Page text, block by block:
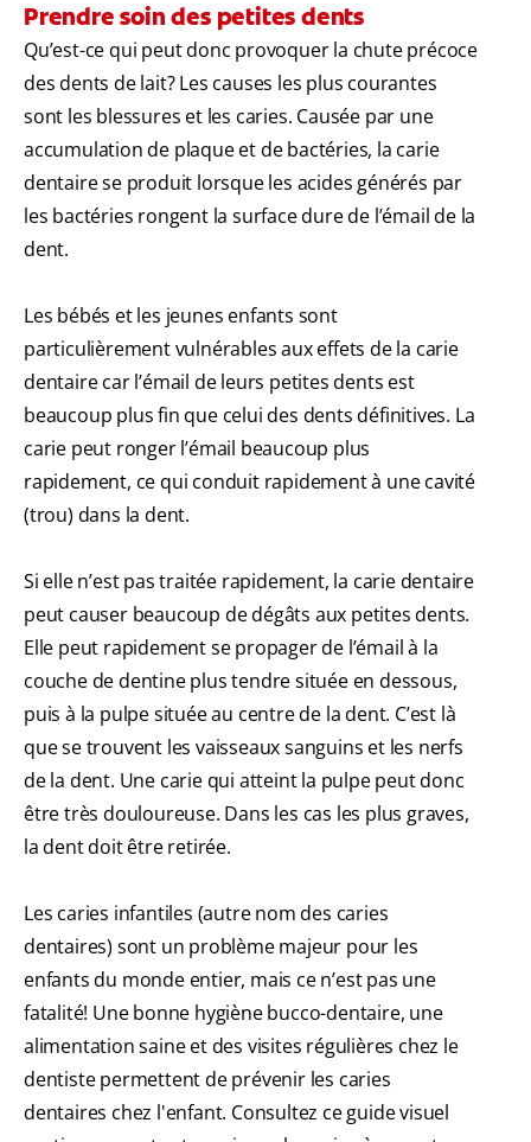
Prendre soin des petites dents
Qu’est-ce qui peut donc provoquer la chute précoce
des dents de lait? Les causes les plus courantes
sont les blessures et les caries. Causée par une
accumulation de plaque et de bactéries, la carie
dentaire se produit lorsque les acides générés par
les bactéries rongent la surface dure de l’émail de la
dent.
Les bébés et les jeunes enfants sont
particulièrement vulnérables aux effets de la carie
dentaire car l’émail de leurs petites dents est
beaucoup plus fin que celui des dents définitives. La
carie peut ronger l’émail beaucoup plus
rapidement, ce qui conduit rapidement à une cavité
(trou) dans la dent.
Si elle n’est pas traitée rapidement, la carie dentaire
peut causer beaucoup de dégâts aux petites dents.
Elle peut rapidement se propager de l’émail à la
couche de dentine plus tendre située en dessous,
puis à la pulpe située au centre de la dent. C’est là
que se trouvent les vaisseaux sanguins et les nerfs
de la dent. Une carie qui atteint la pulpe peut donc
être très douloureuse. Dans les cas les plus graves,
la dent doit être retirée.
Les caries infantiles (autre nom des caries
dentaires) sont un problème majeur pour les
enfants du monde entier, mais ce n’est pas une
fatalité! Une bonne hygiène bucco-dentaire, une
alimentation saine et des visites régulières chez le
dentiste permettent de prévenir les caries
dentaires chez l'enfant. Consultez ce guide visuel